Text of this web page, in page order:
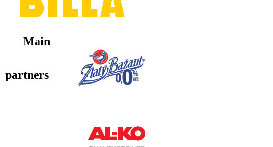
Main
partners